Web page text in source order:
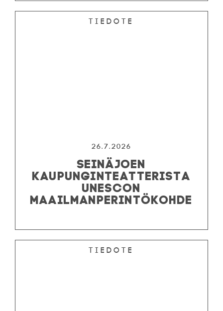
Tiedote
26.7.2026
SEINÄJOEN
KAUPUNGINTEATTERISTA
UNESCON
MAAILMANPERINTÖKOHDE
Tiedote